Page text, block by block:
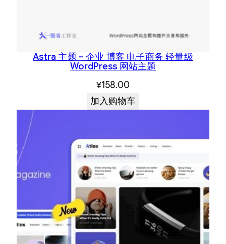
Astra 主题 – 企业 博客 电子商务 轻量级
WordPress 网站主题
¥158.00
加入购物车